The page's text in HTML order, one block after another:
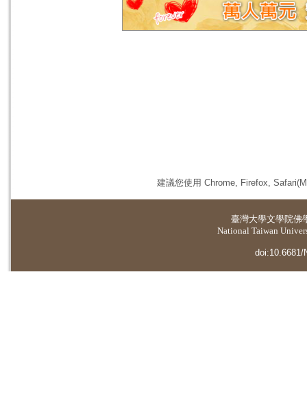
建議您使用 Chrome, Firefox,
臺灣大學文學院佛
National Taiwan
doi:10.6681/